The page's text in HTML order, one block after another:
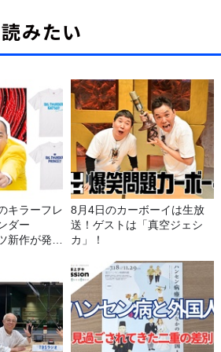
みたい
キラーフレ
ダー
新作が発売
8月4日のカーボーイは生放
送！ゲストは「真空ジェシ
カ」！